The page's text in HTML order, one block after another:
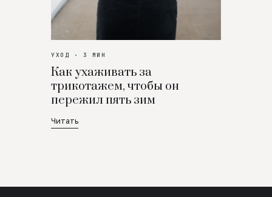
УХОД · 3 МИН
Как ухаживать за
трикотажем, чтобы он
пережил пять зим
Читать